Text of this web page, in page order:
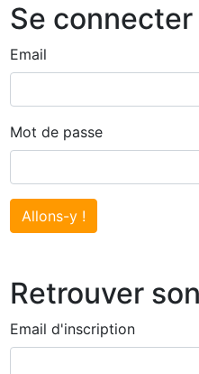
Se connecter
Email
Mot de passe
Allons-y !
Retrouver
Email d'inscription